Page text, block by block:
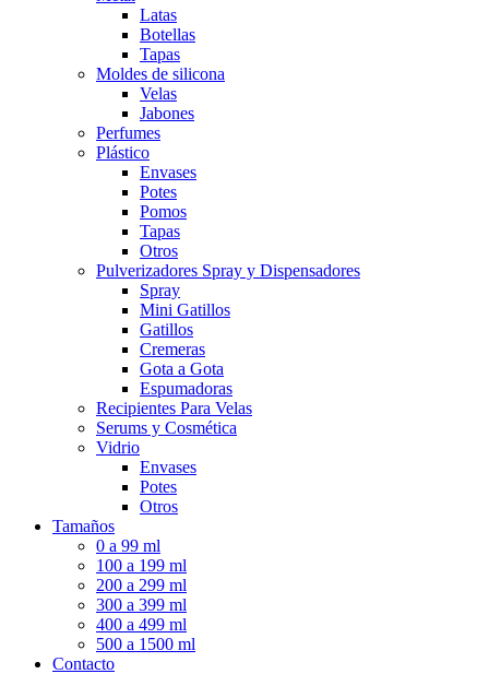
Latas
Botellas
Tapas
Moldes de silicona
Velas
Jabones
Perfumes
Plástico
Envases
Potes
Pomos
Tapas
Otros
Pulverizadores Spray y Dispensadores
Spray
Mini Gatillos
Gatillos
Cremeras
Gota a Gota
Espumadoras
Recipientes Para Velas
Serums y Cosmética
Vidrio
Envases
Potes
Otros
Tamaños
0 a 99 ml
100 a 199 ml
200 a 299 ml
300 a 399 ml
400 a 499 ml
500 a 1500 ml
Contacto